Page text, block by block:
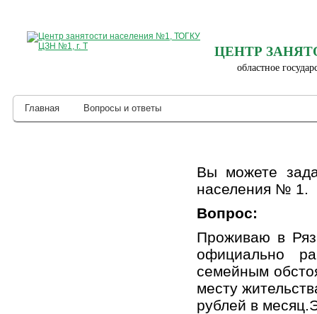
ЦЕНТР
областное
Главная Вопросы и ответы
Вы можете
населения № 1.
Вопрос:
Проживаю в
официально
семейным
месту
рублей в